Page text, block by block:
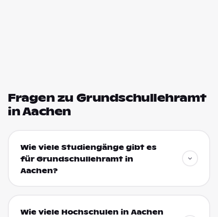
Fragen zu Grundschullehramt
in Aachen
Wie viele Studiengänge gibt es
für Grundschullehramt in
Aachen?
Wie viele Hochschulen in Aachen